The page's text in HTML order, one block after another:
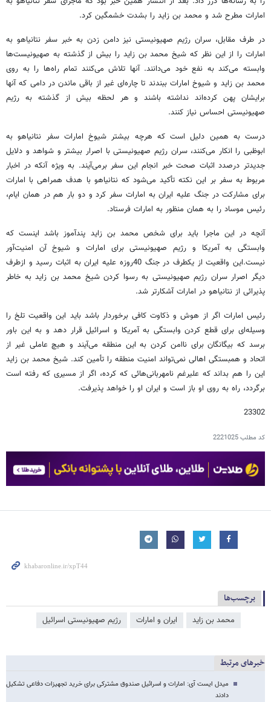
امارات مطرح شد و محمد بن زاید را بشدت خشمگین کرد.
در طرف مقابل، سران رژیم صهیونیستی نیز دامن زدن به خبر سفر نتانیاهو به
امارات را از این نظر که شیخ ‌محمد بن زاید را بیش از گذشته به صهیونیست‌ها
وابسته می‌کند به نفع خود می‌دانند. آنها تلاش می‌کنند تمام راه‌ها را به روی
محمد بن زاید و شیوخ امارات ببندند تا چاره‌ای غیر از باقی ماندن در دامی که آنها
برایشان پهن کرده‌اند نداشته باشند و هر لحظه بیش از گذشته به رژیم
صهیونیستی احساس نیاز کنند.
درست به همین دلیل است که هرچه بیشتر شیوخ امارات سفر نتانیاهو به
ابوظبی را انکار می‌کنند، سران رژیم صهیونیستی با اصرار بیشتر و شواهد و دلایل
جدیدتر درصدد اثبات صحت خبر انجام این سفر برمی‌آیند. به ویژه آنکه در اخبار
مربوط به سفر بر این نکته تأکید می‌شود که نتانیاهو با هدف همراهی با امارات
برای مشارکت در جنگ علیه ایران به امارات سفر کرد و دو بار هم در همان ایام،
رئیس موساد را به همان منظور به امارات فرستاد.
آنچه در این ماجرا باید برای شخص محمد بن زاید پندآموز باشد اینست که
وابستگی به آمریکا و رژیم صهیونیستی برای امارات و شیوخ آن امنیت‌آور
نیست.این واقعیت از یکطرف در جنگ 40روزه علیه ایران به اثبات رسید و ازطرف
دیگر اصرار سران رژیم صهیونیستی به رسوا کردن شیخ ‌محمد بن زاید به خاطر
پذیرائی از نتانیاهو در امارات آشکارتر شد.
رئیس امارات اگر از هوش و ذکاوت کافی برخوردار باشد باید این واقعیت تلخ را
وسیله‌ای برای قطع کردن وابستگی به آمریکا و اسرائیل قرار دهد و به این باور
برسد که بیگانگان برای ناامن کردن به این منطقه می‌آیند و هیچ عاملی غیر از
اتحاد و همبستگی اهالی نمی‌تواند امنیت منطقه را تأمین کند. شیخ محمد بن زاید
این را هم بداند که علیرغم نامهربانی‌هائی که کرده، اگر از مسیری که رفته است
برگردد، راه به روی او باز است و ایران او را خواهد پذیرفت.
23302
کد مطلب2221025
برچسب‌ها
محمد بن زاید ایران و امارات رژیم صهیونیستی اسرائیل
خبرهای مرتبط
میدل ایست آی: امارات و اسرائیل صندوق مشترکی برای خرید تجهیزات دفاعی تشکیل
دادند